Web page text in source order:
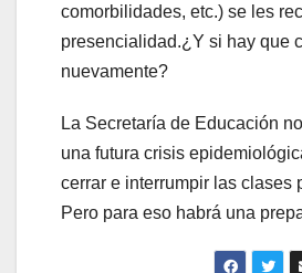
comorbilidades, etc.) se les
presencialidad.¿Y si hay que
nuevamente?
La Secretaría de Educación
una futura crisis
cerrar e interrumpir las clases
Pero para eso habrá una